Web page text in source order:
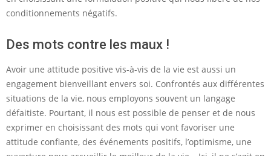
conditionnements négatifs.
Des mots contre les maux !
Avoir une attitude positive vis-à-vis de la vie est aussi un
engagement bienveillant envers soi. Confrontés aux différentes
situations de la vie, nous employons souvent un langage
défaitiste. Pourtant, il nous est possible de penser et de nous
exprimer en choisissant des mots qui vont favoriser une
attitude confiante, des événements positifs, l’optimisme, une